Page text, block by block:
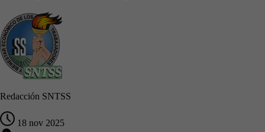
Redacción SNTSS
18 nov 2025